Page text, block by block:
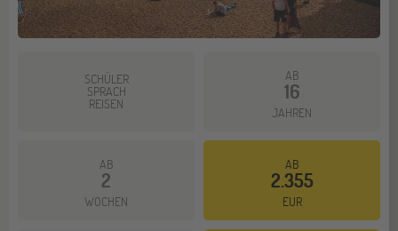
SCHÜLER
SPRACH
REISEN
AB
16
JAHREN
AB
2
WOCHEN
AB
2.355
EUR